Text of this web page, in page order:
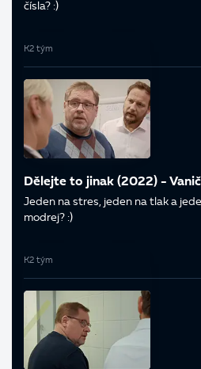
čísla? :)
K2 tým
Dělejte to jinak (2022) -
Jeden na stres, jeden na tlak a
modrej? :)
K2 tým